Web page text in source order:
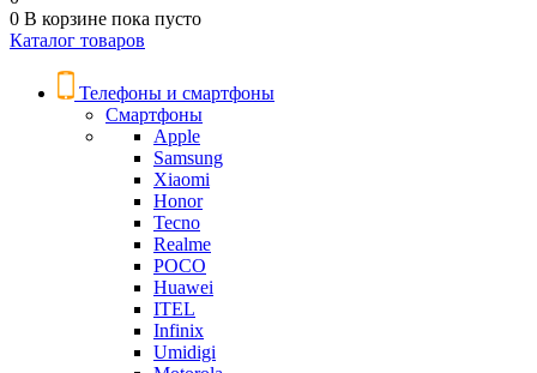
0 В корзине пока пусто
Каталог товаров
Телефоны и смартфоны
Смартфоны
Apple
Samsung
Xiaomi
Honor
Tecno
Realme
POCO
Huawei
ITEL
Infinix
Umidigi